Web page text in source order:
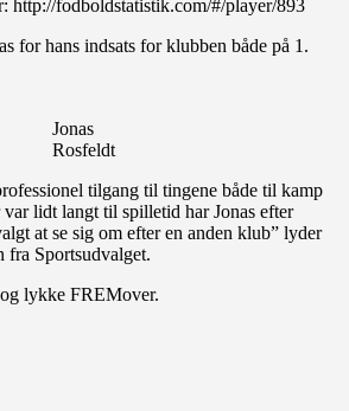
http://fodboldstatistik.com/#/player/893
for hans indsats for klubben både på 1.
Jonas
Rosfeldt
tilgang til tingene både til kamp
lidt langt til spilletid har Jonas efter
at se sig om efter en anden klub” lyder
fra Sportsudvalget.
lykke FREMover.